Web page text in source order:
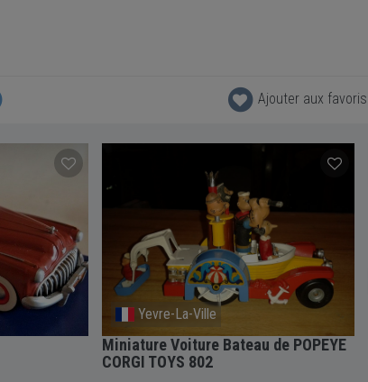
Ajouter aux favoris
POPEYE
Mairieux
Miniature Tintin Lotus-Bleu-Atlas-
Camion Miesse